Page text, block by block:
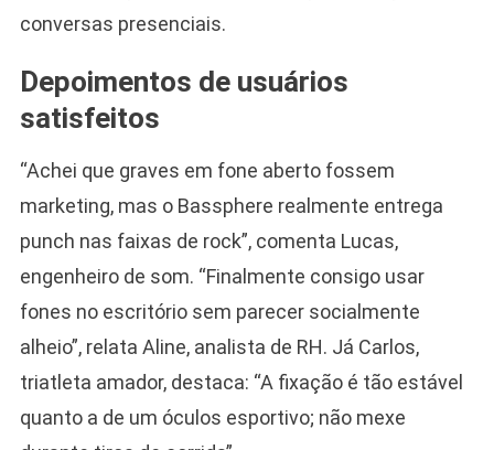
conversas presenciais.
Depoimentos de usuários
satisfeitos
“Achei que graves em fone aberto fossem
marketing, mas o Bassphere realmente entrega
punch nas faixas de rock”, comenta Lucas,
engenheiro de som. “Finalmente consigo usar
fones no escritório sem parecer socialmente
alheio”, relata Aline, analista de RH. Já Carlos,
triatleta amador, destaca: “A fixação é tão estável
quanto a de um óculos esportivo; não mexe